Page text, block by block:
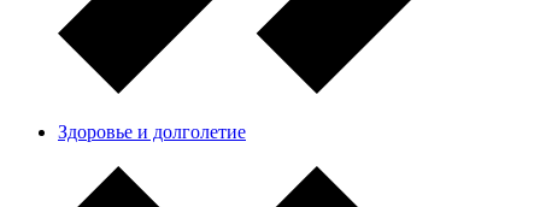
Здоровье и долголетие